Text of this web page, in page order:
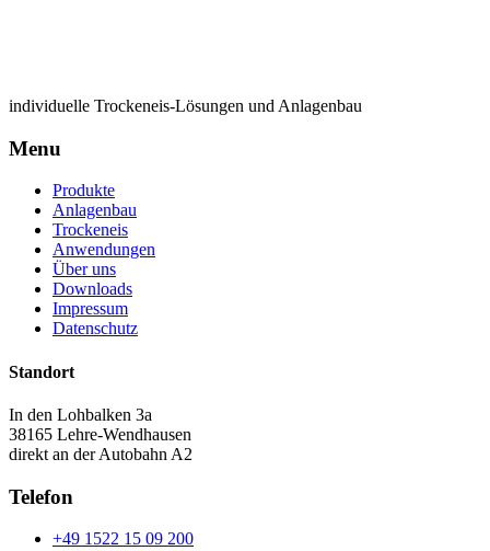
individuelle Trockeneis-Lösungen und Anlagenbau
Menu
Produkte
Anlagenbau
Trockeneis
Anwendungen
Über uns
Downloads
Impressum
Datenschutz
Standort
In den Lohbalken 3a
38165 Lehre-Wendhausen
direkt an der Autobahn A2
Telefon
+49 1522 15 09 200